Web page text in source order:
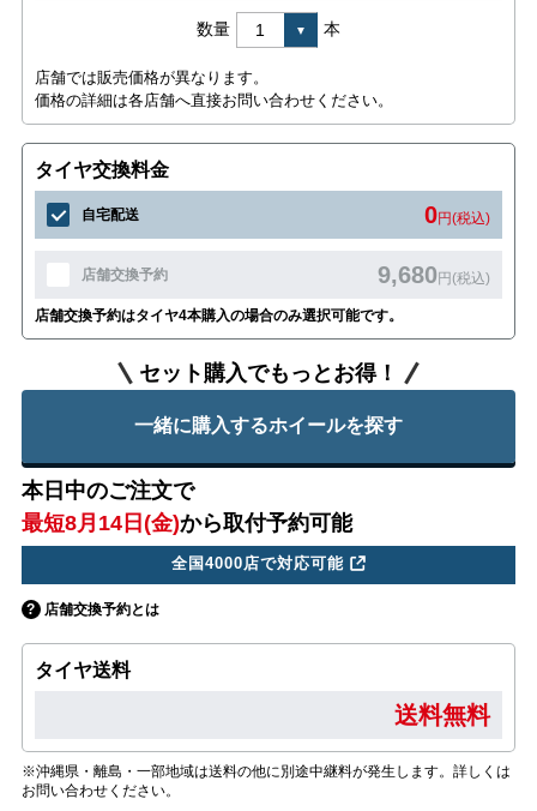
数量 本
店舗では販売価格が異なります。
価格の詳細は各店舗へ直接お問い合わせください。
タイヤ交換料金
自宅配送 0円(税込)
店舗交換予約 9,680円(税込)
店舗交換予約はタイヤ4本購入の場合のみ選択可能です。
セット購入でもっとお得！
一緒に購入するホイールを探す
本日中のご注文で
最短8月14日(金)から取付予約可能
全国4000店で対応可能
店舗交換予約とは
タイヤ送料
送料無料
※沖縄県・離島・一部地域は送料の他に別途中継料が発生します。詳しくは
お問い合わせください。